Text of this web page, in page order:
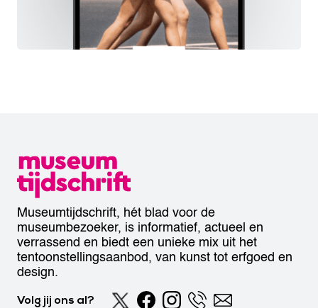
Museumtijdschrift, hét blad voor de
museumbezoeker, is informatief, actueel en
verrassend en biedt een unieke mix uit het
tentoonstellingsaanbod, van kunst tot erfgoed en
design.
Volg jij ons al?